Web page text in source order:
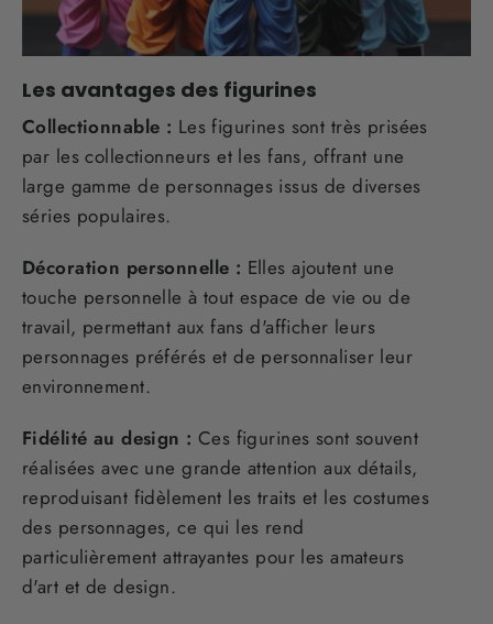
Les avantages des figurines
Collectionnable : Les figurines sont très prisées
par les collectionneurs et les fans, offrant une
large gamme de personnages issus de diverses
séries populaires.
Décoration personnelle : Elles ajoutent une
touche personnelle à tout espace de vie ou de
travail, permettant aux fans d'afficher leurs
personnages préférés et de personnaliser leur
environnement.
Fidélité au design : Ces figurines sont souvent
réalisées avec une grande attention aux détails,
reproduisant fidèlement les traits et les costumes
des personnages, ce qui les rend
particulièrement attrayantes pour les amateurs
d'art et de design.